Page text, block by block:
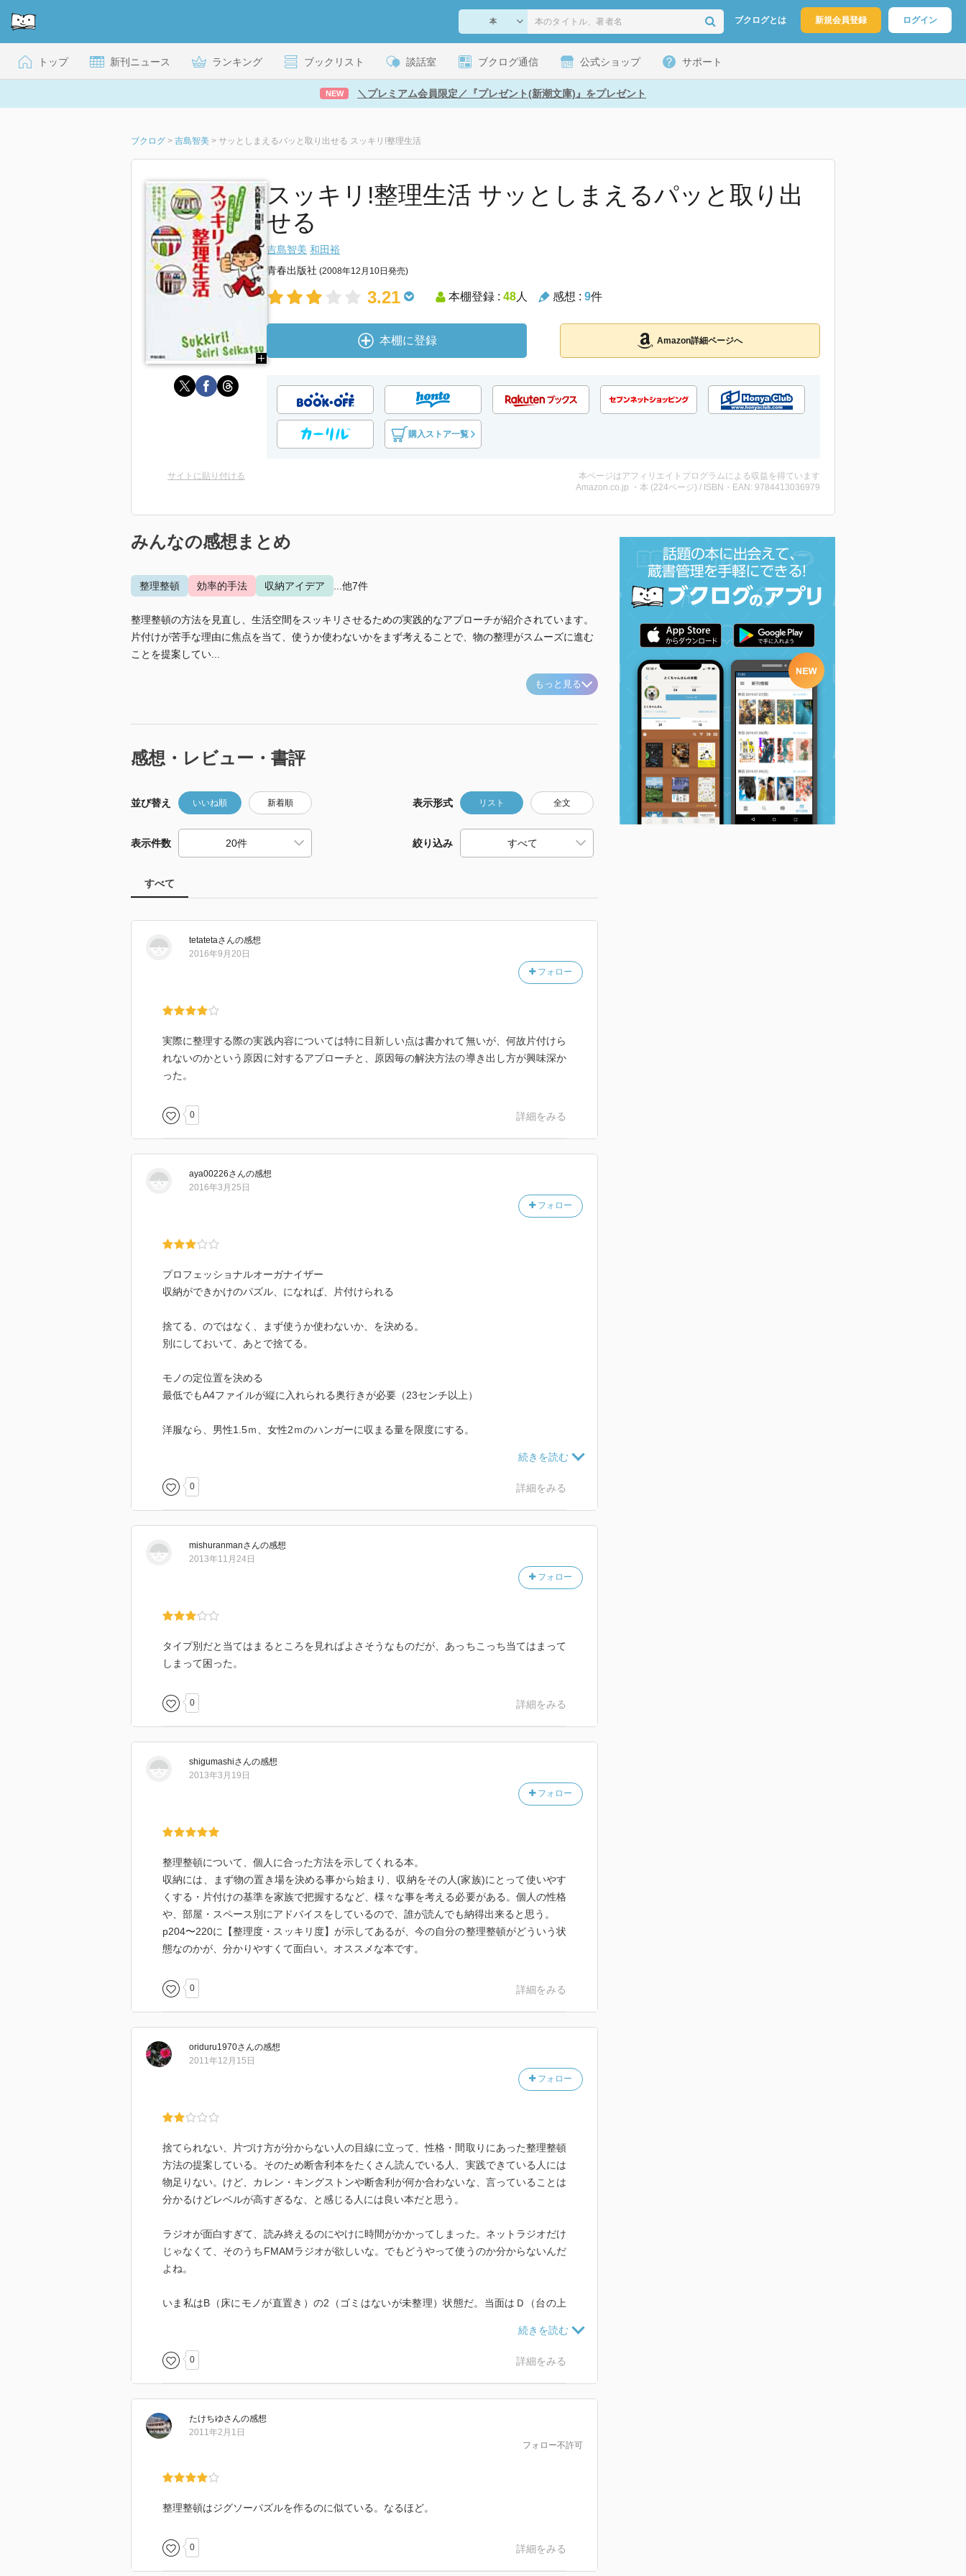
ブクログとは 新規会員登録 ログイン
トップ 新刊ニュース ランキング ブックリスト 談話室 ブクログ通信 公式ショップ サポート
NEW ＼プレミアム会員限定／『プレゼント(新潮文庫)』をプレゼント
ブクログ > 吉島智美 > サッとしまえるパッと取り出せる スッキリ!整理生活
スッキリ!整理生活 サッとしまえるパッと取り出
せる
吉島智美 和田裕
青春出版社 (2008年12月10日発売)
3.21 本棚登録 : 48人 感想 : 9件
本棚に登録 Amazon詳細ページへ
購入ストア一覧
サイトに貼り付ける
本ページはアフィリエイトプログラムによる収益を得ています
Amazon.co.jp ・本 (224ページ) / ISBN・EAN: 9784413036979
みんなの感想まとめ
整理整頓 効率的手法 収納アイデア ...他7件
整理整頓の方法を見直し、生活空間をスッキリさせるための実践的なアプローチが紹介されています。
片付けが苦手な理由に焦点を当て、使うか使わないかをまず考えることで、物の整理がスムーズに進む
ことを提案してい...
もっと見る
感想・レビュー・書評
並び替え いいね順 新着順 表示形式 リスト 全文
表示件数 絞り込み
すべて
tetatetaさんの感想
フォロー
2016年9月20日
実際に整理する際の実践内容については特に目新しい点は書かれて無いが、何故片付けら
れないのかという原因に対するアプローチと、原因毎の解決方法の導き出し方が興味深か
った。
0 詳細をみる
aya00226さんの感想
フォロー
2016年3月25日
プロフェッショナルオーガナイザー
収納ができかけのパズル、になれば、片付けられる
捨てる、のではなく、まず使うか使わないか、を決める。
別にしておいて、あとで捨てる。
モノの定位置を決める
最低でもA4ファイルが縦に入れられる奥行きが必要（23センチ以上）
洋服なら、男性1.5ｍ、女性2ｍのハンガーに収まる量を限度にする。
収納家具の質感を大事にする。取っ手、引き出しのひっかかり、など。カタログでは買わ
ない。
システム収納または、収納の壁を12ミリのベニアに。
よく使うもの、の置き場所に気をつければ半分片付く。
要。
キッチンの下には棚を作る必要がある。
扉の裏は使える。フックで掛ける。鍋の蓋など。
高い吊り戸棚はめったに使わないもの。アウトドアなど。
0 詳細をみる
mishuranmanさんの感想
フォロー
2013年11月24日
タイプ別だと当てはまるところを見ればよさそうなものだが、あっちこっち当てはまって
しまって困った。
0 詳細をみる
shigumashiさんの感想
フォロー
2013年3月19日
整理整頓について、個人に合った方法を示してくれる本。
収納には、まず物の置き場を決める事から始まり、収納をその人(家族)にとって使いやす
くする・片付けの基準を家族で把握するなど、様々な事を考える必要がある。個人の性格
や、部屋・スペース別にアドバイスをしているので、誰が読んでも納得出来ると思う。
p204〜220に【整理度・スッキリ度】が示してあるが、今の自分の整理整頓がどういう状
態なのかが、分かりやすくて面白い。オススメな本です。
0 詳細をみる
oriduru1970さんの感想
フォロー
2011年12月15日
捨てられない、片づけ方が分からない人の目線に立って、性格・間取りにあった整理整頓
方法の提案している。そのため断舎利本をたくさん読んでいる人、実践できている人には
物足りない。けど、カレン・キングストンや断舎利が何か合わないな、言っていることは
分かるけどレベルが高すぎるな、と感じる人には良い本だと思う。
ラジオが面白すぎて、読み終えるのにやけに時間がかかってしまった。ネットラジオだけ
じゃなくて、そのうちFMAMラジオが欲しいな。でもどうやって使うのか分からないんだ
よね。
いま私はB（床にモノが直置き）の2（ゴミはないが未整理）状態だ。当面はＤ（台の上
まずはトランクの中の服を、着る物と着ない物に分けよう。
0 詳細をみる
たけちゆさんの感想
フォロー不許可
2011年2月1日
整理整頓はジグソーパズルを作るのに似ている。なるほど。
0 詳細をみる